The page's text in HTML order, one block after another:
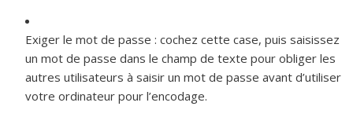
Exiger le mot de passe : cochez cette case, puis saisissez
un mot de passe dans le champ de texte pour obliger les
autres utilisateurs à saisir un mot de passe avant d’utiliser
votre ordinateur pour l’encodage.